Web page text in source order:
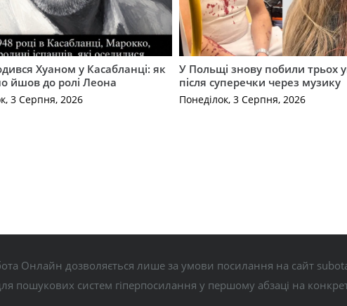
Хуаном у Касабланці: як
йшов до ролі Леона
3 Серпня, 2026
У Польщі знову побили трьох
після суперечки через музику
Понеділок, 3 Серпня, 2026
Онлайн дозволяється лише за умови посилання на сайт
пошукових систем гіперпосилання у першому абзаці на